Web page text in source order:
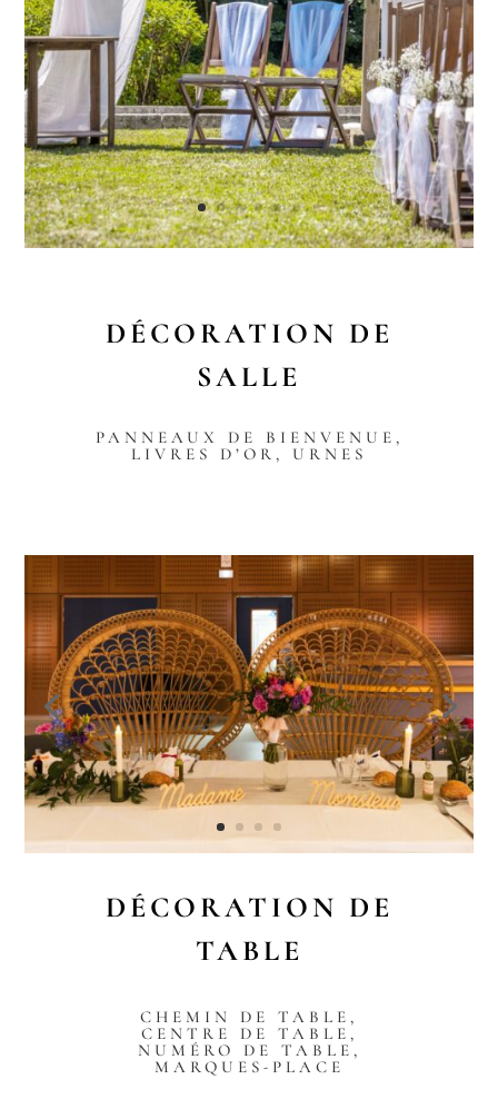
DÉCORATION DE
SALLE
PANNEAUX DE BIENVENUE,
LIVRES D’OR, URNES
DÉCORATION DE
TABLE
CHEMIN DE TABLE,
CENTRE DE TABLE,
NUMÉRO DE TABLE,
MARQUES-PLACE